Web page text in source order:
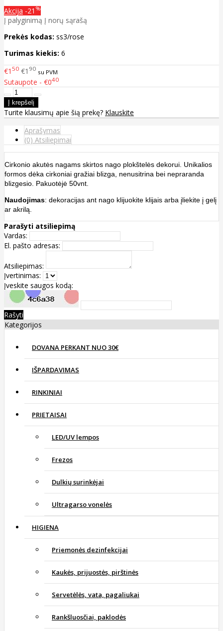
Akcija -21 %
Į palyginimą Į norų sąrašą
Prekės kodas: ss3/rose
Turimas kiekis: 6
€1 50 €1 90 su PVM
Sutaupote - €040
Turite klausimų apie šią prekę? Klauskite
Aprašymas
(0) Atsiliepimai
Cirkonio akutės nagams skirtos nago plokštelės dekorui. Unikalios
formos dėka cirkoniai gražiai blizga, nenusitrina bei nepraranda
blizgesio. Pakuotėjė 50vnt.
Naudojimas: dekoracijas ant nago klijuokite klijais arba įliekite į gelį
ar akrilą.
Parašyti atsiliepimą
Vardas:
El. pašto adresas:
Atsiliepimas:
Įvertinimas:
Įveskite saugos kodą:
Rašyti
Kategorijos
DOVANA PERKANT NUO 30€
IŠPARDAVIMAS
RINKINIAI
PRIETAISAI
LED/UV lempos
Frezos
Dulkių surinkėjai
Ultragarso vonelės
HIGIENA
Priemonės dezinfekcijai
Kaukės, prijuostės, pirštinės
Servetėlės, vata, pagaliukai
Rankšluosčiai, paklodės